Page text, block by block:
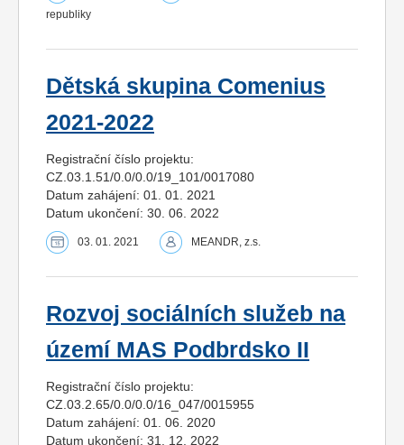
republiky
Dětská skupina Comenius
2021-2022
Registrační číslo projektu:
CZ.03.1.51/0.0/0.0/19_101/0017080
Datum zahájení: 01. 01. 2021
Datum ukončení: 30. 06. 2022
03. 01. 2021 MEANDR, z.s.
Rozvoj sociálních služeb na
území MAS Podbrdsko II
Registrační číslo projektu:
CZ.03.2.65/0.0/0.0/16_047/0015955
Datum zahájení: 01. 06. 2020
Datum ukončení: 31. 12. 2022